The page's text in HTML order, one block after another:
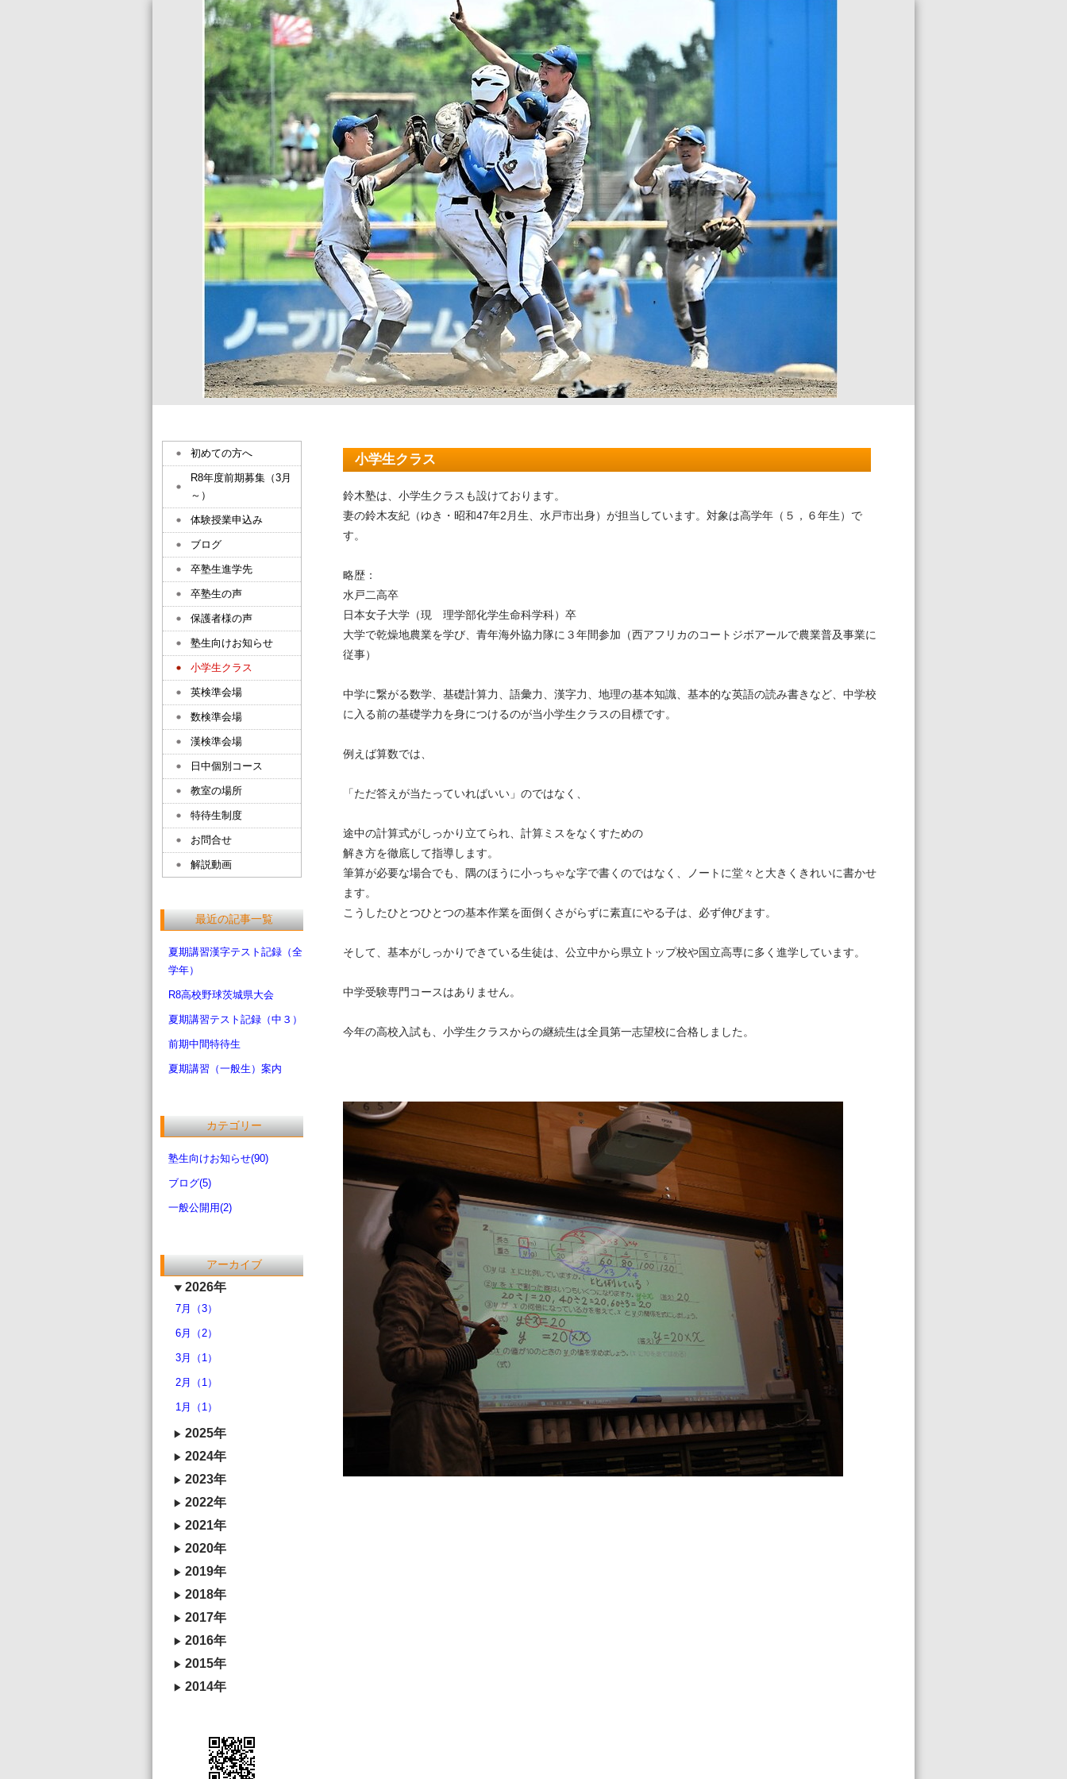
小学生クラス
鈴木塾は、小学生クラスも設けております。
妻の鈴木友紀（ゆき・昭和47年2月生、水戸市出身）が担当しています。対象は高学年（５，６年生）で
す。
略歴：
水戸二高卒
日本女子大学（現 理学部化学生命科学科）卒
大学で乾燥地農業を学び、青年海外協力隊に３年間参加（西アフリカのコートジボアールで農業普及事業に
従事）
中学に繋がる数学、基礎計算力、語彙力、漢字力、地理の基本知識、基本的な英語の読み書きなど、中学校
に入る前の基礎学力を身につけるのが当小学生クラスの目標です。
例えば算数では、
「ただ答えが当たっていればいい」のではなく、
途中の計算式がしっかり立てられ、計算ミスをなくすための
解き方を徹底して指導します。
筆算が必要な場合でも、隅のほうに小っちゃな字で書くのではなく、ノートに堂々と大きくきれいに書かせ
ます。
こうしたひとつひとつの基本作業を面倒くさがらずに素直にやる子は、必ず伸びます。
そして、基本がしっかりできている生徒は、公立中から県立トップ校や国立高専に多く進学しています。
中学受験専門コースはありません。
今年の高校入試も、小学生クラスからの継続生は全員第一志望校に合格しました。
初めての方へ
R8年度前期募集（3月
～）
体験授業申込み
ブログ
卒塾生進学先
卒塾生の声
保護者様の声
塾生向けお知らせ
小学生クラス
英検準会場
数検準会場
漢検準会場
日中個別コース
教室の場所
特待生制度
お問合せ
解説動画
最近の記事一覧
夏期講習漢字テスト記録（全
学年）
R8高校野球茨城県大会
夏期講習テスト記録（中３）
前期中間特待生
夏期講習（一般生）案内
カテゴリー
塾生向けお知らせ(90)
ブログ(5)
一般公開用(2)
アーカイブ
2026年
7月（3）
6月（2）
3月（1）
2月（1）
1月（1）
2025年
2024年
2023年
2022年
2021年
2020年
2019年
2018年
2017年
2016年
2015年
2014年